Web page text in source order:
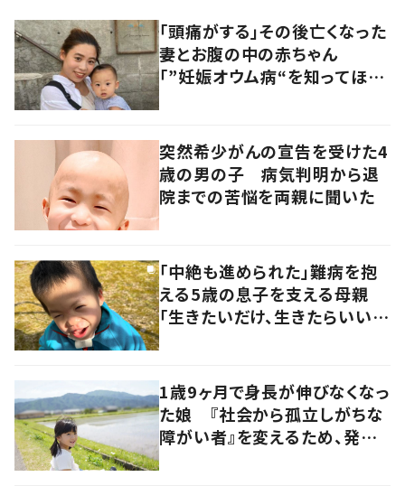
「頭痛がする」その後亡くなった
妻とお腹の中の赤ちゃん
「”妊娠オウム病“を知ってほし
突然希少がんの宣告を受けた4
歳の男の子 病気判明から退
院までの苦悩を両親に聞いた
「中絶も進められた」難病を抱
える5歳の息子を支える母親
「生きたいだけ、生きたらいい」
1歳9ヶ月で身長が伸びなくなっ
た娘 『社会から孤立しがちな
障がい者』を変えるため、発信